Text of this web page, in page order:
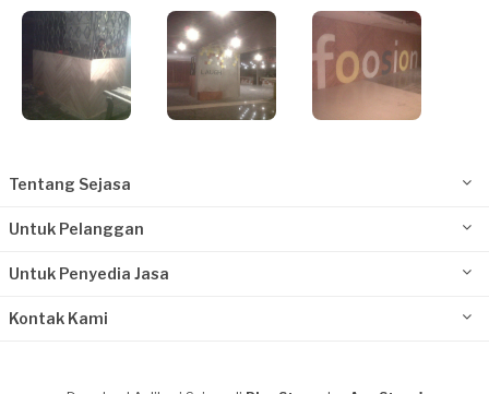
Tentang Sejasa
Untuk Pelanggan
Untuk Penyedia Jasa
Kontak Kami